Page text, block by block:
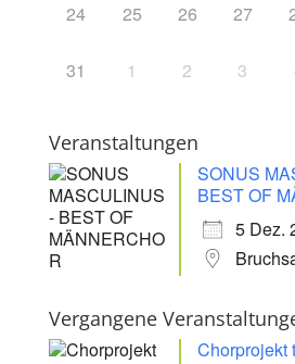
24 25 26 27
31 1 2 3
Veranstaltungen
SONUS
BEST OF
5 Dez.
Vergangene
Chorprojekt